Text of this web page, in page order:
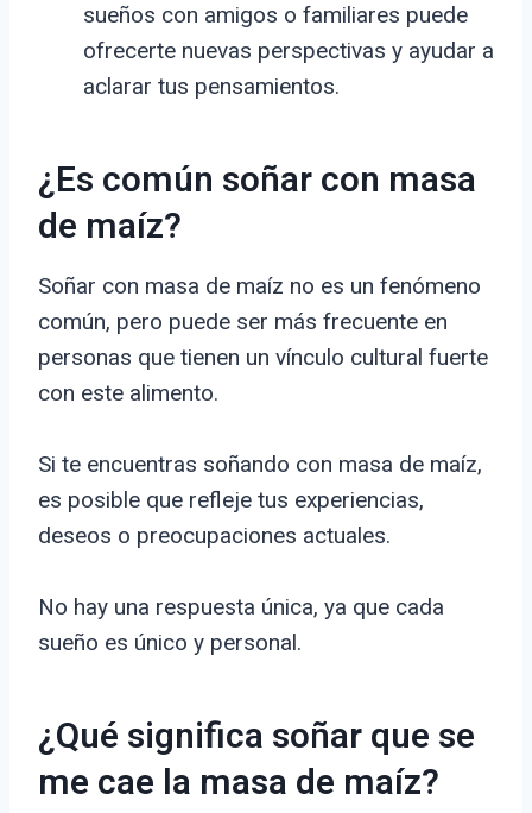
sueños con amigos o familiares puede
ofrecerte nuevas perspectivas y ayudar a
aclarar tus pensamientos.
¿Es común soñar con masa
de maíz?
Soñar con masa de maíz no es un fenómeno
común, pero puede ser más frecuente en
personas que tienen un vínculo cultural fuerte
con este alimento.
Si te encuentras soñando con masa de maíz,
es posible que refleje tus experiencias,
deseos o preocupaciones actuales.
No hay una respuesta única, ya que cada
sueño es único y personal.
¿Qué significa soñar que se
me cae la masa de maíz?